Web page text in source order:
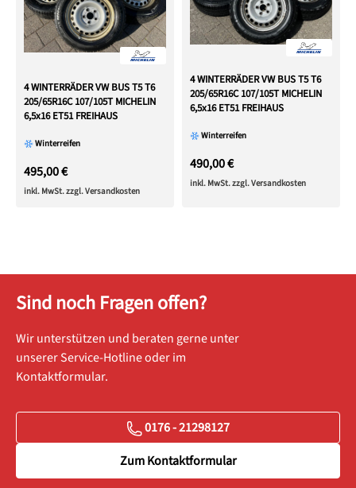
4 WINTERRÄDER VW BUS T5 T6
205/65R16C 107/105T MICHELIN
6,5x16 ET51 FREIHAUS
Winterreifen
495,00 €
inkl. MwSt. zzgl. Versandkosten
4 WINTERRÄDER VW BUS T5 T6
205/65R16C 107/105T MICHELIN
6,5x16 ET51 FREIHAUS
Winterreifen
490,00 €
inkl. MwSt. zzgl. Versandkosten
Sind noch Fragen offen?
Wir unterstützen und beraten gerne unter
unserer Service-Hotline oder im
Kontaktformular.
0176 - 21298127
Zum Kontaktformular